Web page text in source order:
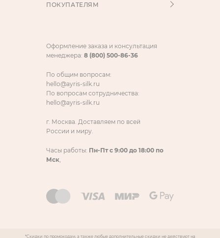
ПОКУПАТЕЛЯМ
Оформление заказа и консультация
менеджера: 8 (800) 500-86-36
По общим вопросам:
hello@ayris-silk.ru
По вопросам сотрудничества:
hello@ayris-silk.ru
г. Москва. Доставляем по всей
России и миру.
Часы работы: Пн-Пт с 9:00 до 18:00 по
Мск
*Скидки по промокодам, а также любые дополнительные скидки не действуют на